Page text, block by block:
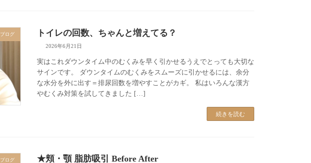
ブログ トイレの回数、ちゃんと増えてる？
2026年6月21日
実はこれダウンタイム中のむくみを早く引かせるうえでとっても大切な
サインです。 ダウンタイムのむくみをスムーズに引かせるには、余分
な水分を外に出す＝排尿回数を増やすことがカギ。 私はいろんな漢方
やむくみ対策を試してきました […]
続きを読む
ブログ ★頬・顎 脂肪吸引 Before After